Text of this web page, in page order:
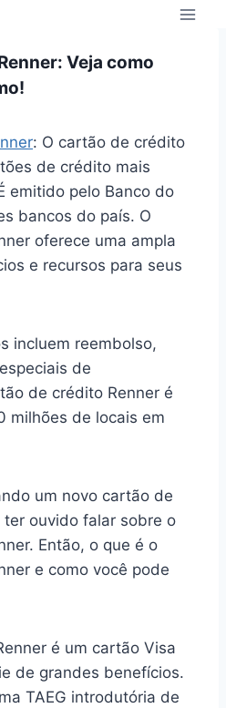
Veja como
: O cartão de crédito
de crédito mais
emitido pelo Banco do
bancos do país. O
oferece uma ampla
e recursos para seus
incluem reembolso,
de
de crédito Renner é
milhões de locais em
um novo cartão de
ouvido falar sobre o
Então, o que é o
e como você pode
é um cartão Visa
de grandes benefícios.
TAEG introdutória de